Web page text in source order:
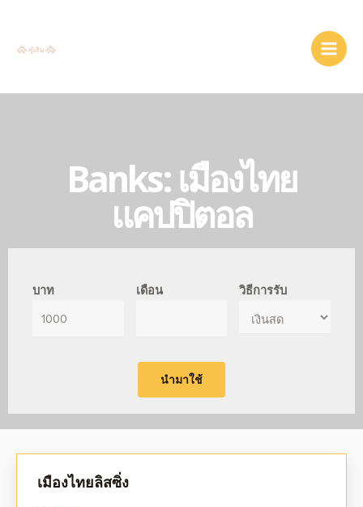
Banks: เมืองไทย
แคปปิตอล
บาท เดือน วิธีการรับ
นำมาใช้
เมืองไทยลิสซิ่ง